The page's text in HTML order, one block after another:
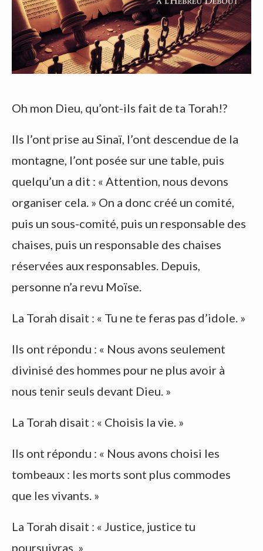
Oh mon Dieu, qu’ont-ils fait de ta Torah!?
Ils l’ont prise au Sinaï, l’ont descendue de la
montagne, l’ont posée sur une table, puis
quelqu’un a dit : « Attention, nous devons
organiser cela. » On a donc créé un comité,
puis un sous-comité, puis un responsable des
chaises, puis un responsable des chaises
réservées aux responsables. Depuis,
personne n’a revu Moïse.
La Torah disait : « Tu ne te feras pas d’idole. »
Ils ont répondu : « Nous avons seulement
divinisé des hommes pour ne plus avoir à
nous tenir seuls devant Dieu. »
La Torah disait : « Choisis la vie. »
Ils ont répondu : « Nous avons choisi les
tombeaux : les morts sont plus commodes
que les vivants. »
La Torah disait : « Justice, justice tu
poursuivras. »